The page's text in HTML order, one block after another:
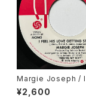
Margie Joseph /
Love Getting
¥2,600